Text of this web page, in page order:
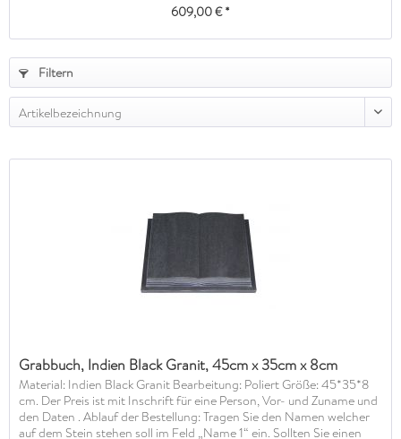
609,00 € *
Filtern
Artikelbezeichnung
Grabbuch, Indien Black Granit, 45cm x 35cm x 8cm
Material: Indien Black Granit Bearbeitung: Poliert Größe: 45*35*8
cm. Der Preis ist mit Inschrift für eine Person, Vor- und Zuname und
den Daten . Ablauf der Bestellung: Tragen Sie den Namen welcher
auf dem Stein stehen soll im Feld „Name 1“ ein. Sollten Sie einen